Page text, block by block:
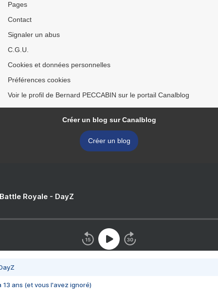
Pages
Contact
Signaler un abus
C.G.U.
Cookies et données personnelles
Préférences cookies
Voir le profil de Bernard PECCABIN sur le portail Canalblog
Créer un blog sur Canalblog
Créer un blog
Royale - DayZ
13 ans (et vous l'avez ignoré)